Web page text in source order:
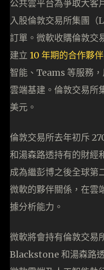
公共雲平台為爭取大客
入股倫敦交易所集團（
訂單。微軟收購倫敦交
建立 10 年期的合作夥
智能、Teams 等服務
雲端基建。倫敦交易所
美元。
倫敦交易所去年初斥
和湯森路透持有的財
成為繼彭博之後全球第
微軟的夥伴關係，在雲
據分析能力。
微軟將會持有倫敦交易
Blackstone 和湯森路